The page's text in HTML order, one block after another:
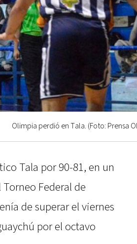
Olimpia perdió en Tala. (Foto: Prensa
Tala por 90-81, en un
Federal de
de superar el viernes
por el octavo